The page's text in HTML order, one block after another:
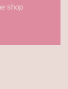
shop